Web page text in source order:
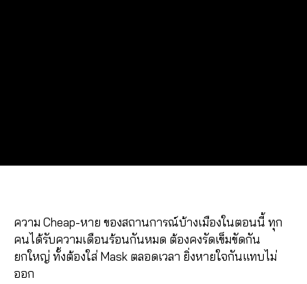
ความ Cheap-หาย ของสถานการณ์บ้างเมืองในตอนนี้ ทุก
คนได้รับความเดือนร้อนกันหมด ต้องคงรัดเข็มขัดกัน
ยกใหญ่ ทั้งต้องใส่ Mask ตลอดเวลา ยิ่งหายใจกันแทบไม่
ออก